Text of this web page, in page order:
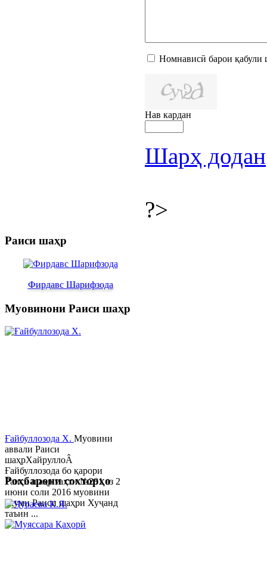
Номнависӣ барои қабули
Нав кардан
Шарҳ додан
?>
Раиси шаҳр
Фирдавс Шарифзода
Муовинони Раиси шаҳр
Ғайбуллозода Х. Муовини
аввали Раиси
шаҳрХайруллоÂ
Ғайбуллозода бо қарори
Раиси шаҳр таҳти №281 аз 2
июни соли 2016 муовини
якуми Раиси шаҳри Хуҷанд
таъин ...
Роҳбарони сохторҳо